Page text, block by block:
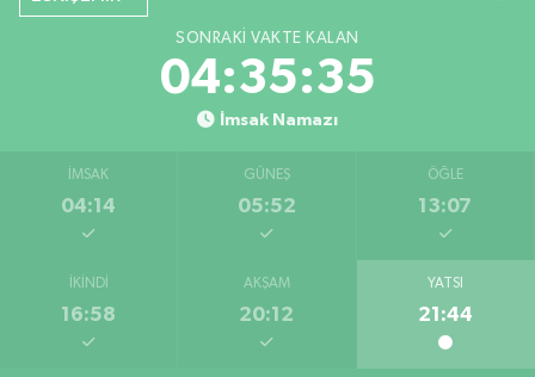
SONRAKI VAKTE KALAN
04:35:34
İmsak Namazı
İMSAK
04:14
GÜNEŞ
05:52
ÖĞLE
13:07
İKINDI
16:58
AKŞAM
20:12
YATSI
21:44